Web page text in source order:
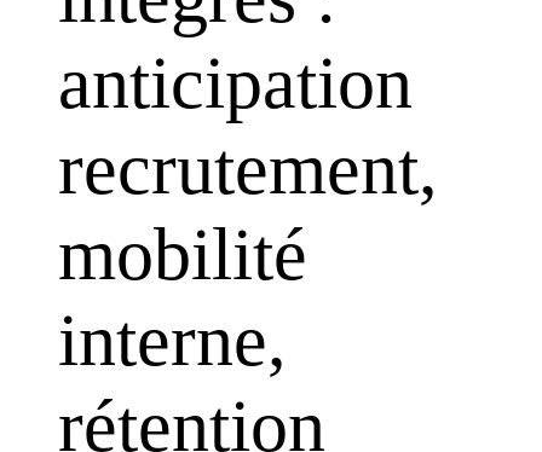
anticipation
recrutement,
mobilité
interne,
rétention